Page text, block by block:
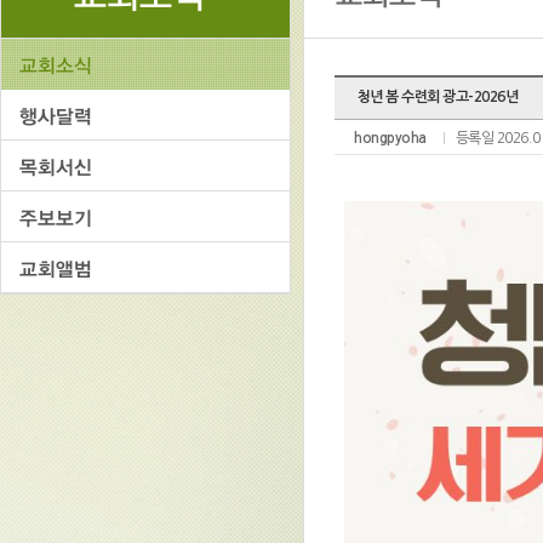
청년 봄 수련회 광고-2026년
hongpyoha 등록일